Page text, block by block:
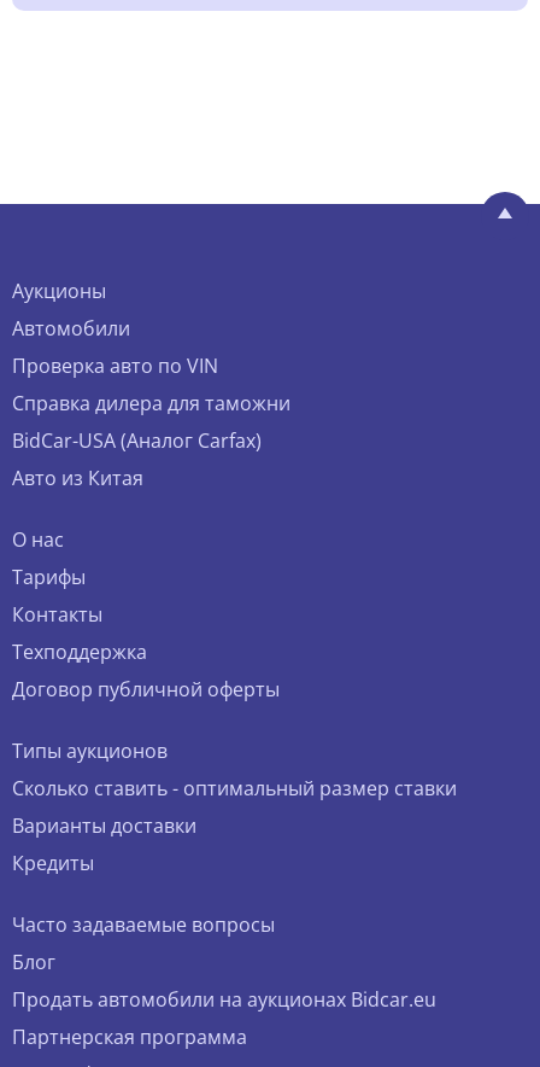
Аукционы
Автомобили
Проверка авто по VIN
Справка дилера для таможни
BidCar-USA (Аналог Carfax)
Авто из Китая
О нас
Тарифы
Контакты
Техподдержка
Договор публичной оферты
Типы аукционов
Сколько ставить - оптимальный размер ставки
Варианты доставки
Кредиты
Часто задаваемые вопросы
Блог
Продать автомобили на аукционах Bidcar.eu
Партнерская программа